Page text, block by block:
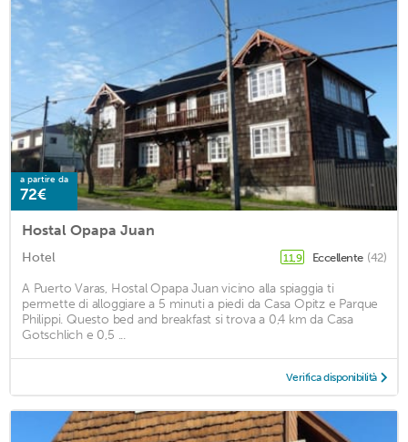
a partire da
72€
Hostal Opapa Juan
Hotel 11,9 Eccellente (42)
A Puerto Varas, Hostal Opapa Juan vicino alla spiaggia ti
permette di alloggiare a 5 minuti a piedi da Casa Opitz e Parque
Philippi. Questo bed and breakfast si trova a 0,4 km da Casa
Gotschlich e 0,5 ...
Verifica disponibilità